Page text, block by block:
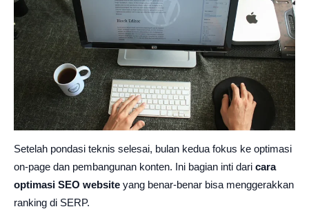
Setelah pondasi teknis selesai, bulan kedua fokus ke optimasi
on-page dan pembangunan konten. Ini bagian inti dari cara
optimasi SEO website yang benar-benar bisa menggerakkan
ranking di SERP.